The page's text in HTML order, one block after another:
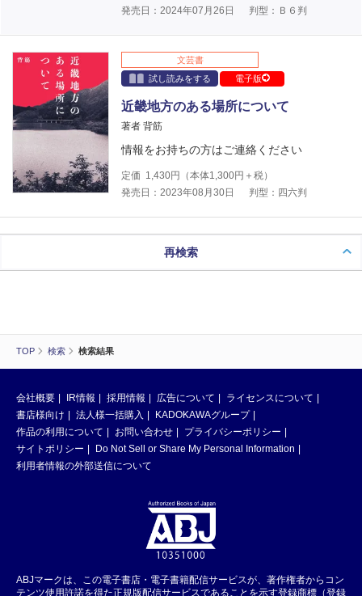
TOP 検索 検索結果
発売日：2024年07月26日
判型：Ｂ６判
文芸書
試し読みをする
電子版
近畿地方のある場所について
著者 背筋
情報をお持ちの方はご連絡ください
定価 1,430円（本体1,300円＋税）
発売日：2023年08月30日
判型：四六判
再検索
会社概要 IR情報 採用情報 広告について
ライセンスについて
書店様向け
法人様一括購入
KADOKAWAグループ
作品の利用について
お問い合わせ
プライバシーポリシー
サイトポリシー
Do Not Sell or Share My Personal Information
利用者情報の外部送信について
ABJマークは、この電子書店・電子書籍配信サービスが、著作権者からコン
テンツ使用許諾を得た正規版配信サービスであることを示す登録商標（登録